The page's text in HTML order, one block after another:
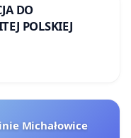
DO
POLSKIEJ
Michałowice